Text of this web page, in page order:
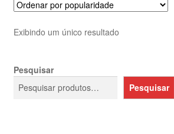
Exibindo um único resultado
Pesquisar
Pesquisar